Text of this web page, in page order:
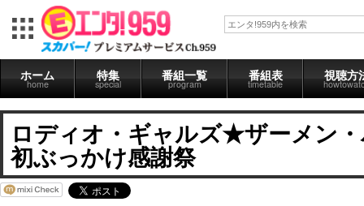
ホーム
home
特集
special
番組一覧
program
番組表
timetable
視聴方
ロディオ・ギャルズ★ザーメン
初ぶっかけ感謝祭